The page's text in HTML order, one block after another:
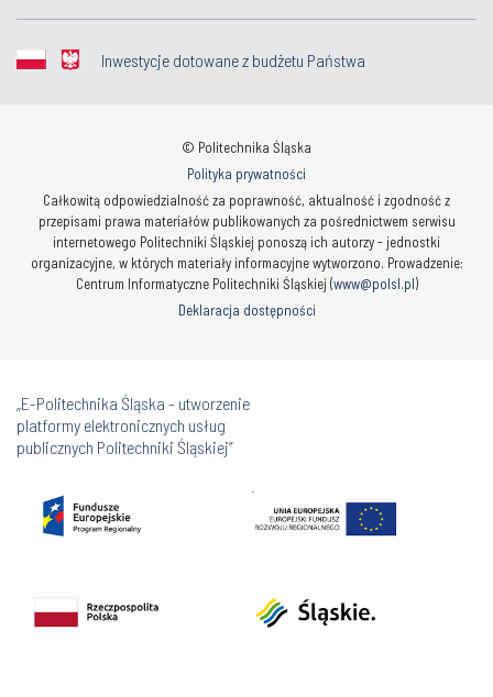
Inwestycje dotowane z budżetu Państwa
© Politechnika Śląska
Polityka prywatności
Całkowitą odpowiedzialność za poprawność, aktualność i zgodność z
przepisami prawa materiałów publikowanych za pośrednictwem serwisu
internetowego Politechniki Śląskiej ponoszą ich autorzy - jednostki
organizacyjne, w których materiały informacyjne wytworzono. Prowadzenie:
Centrum Informatyczne Politechniki Śląskiej (www@polsl.pl)
Deklaracja dostępności
„E-Politechnika Śląska - utworzenie
platformy elektronicznych usług
publicznych Politechniki Śląskiej”